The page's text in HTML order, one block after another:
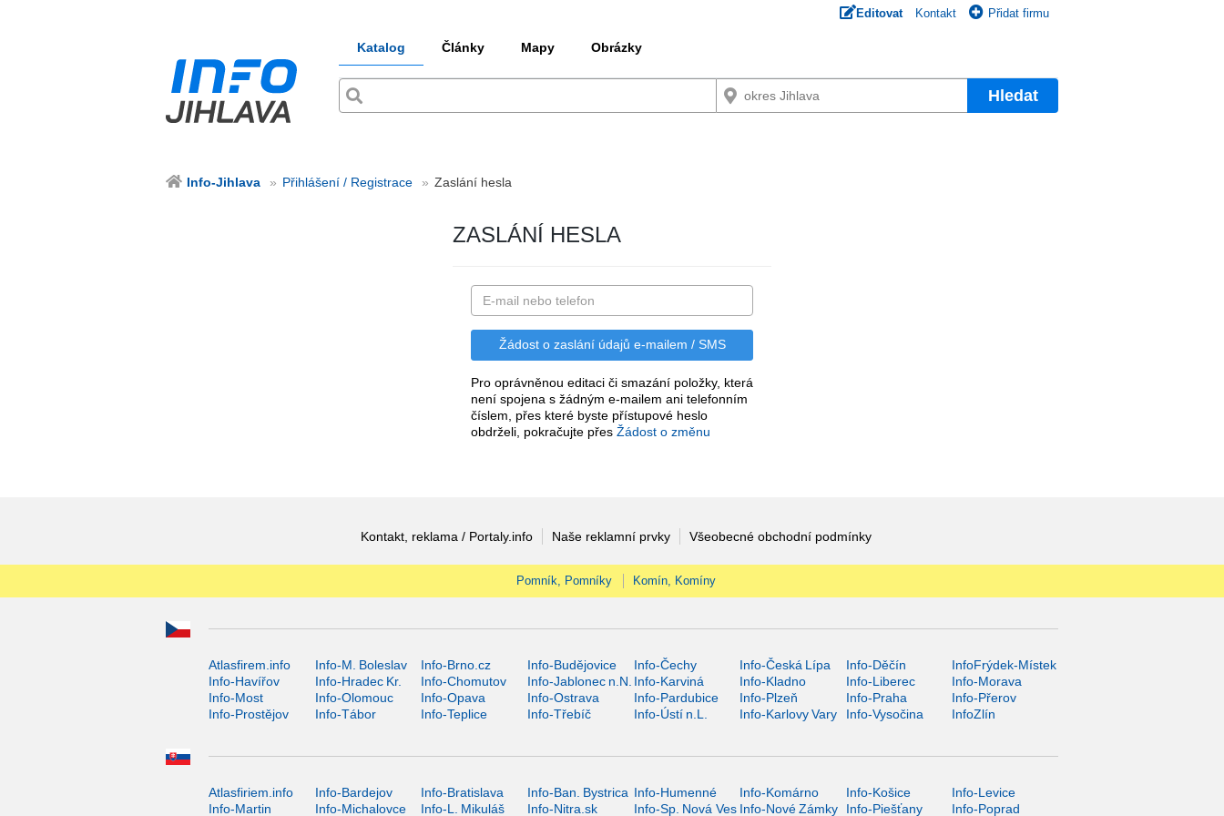
Editovat Kontakt Přidat firmu
Katalog Články Mapy Obrázky
Hledat
Info-Jihlava Přihlášení / Registrace Zaslání hesla
ZASLÁNÍ HESLA
Pro oprávněnou editaci či smazání položky, která
není spojena s žádným e-mailem ani telefonním
číslem, přes které byste přístupové heslo
obdrželi, pokračujte přes Žádost o změnu
Kontakt, reklama / Portaly.info Naše reklamní prvky Všeobecné obchodní podmínky
Pomník, Pomníky Komín, Komíny
Atlasfirem.info Info-M. Boleslav Info-Brno.cz Info-Budějovice Info-Čechy Info-Česká Lípa Info-Děčín
InfoFrýdek-Místek
Info-Havířov
Info-Hradec Kr. Info-Chomutov Info-Jablonec n.N. Info-Karviná Info-Kladno Info-Liberec
Info-Morava
Info-Most
Info-Olomouc Info-Opava Info-Ostrava Info-Pardubice Info-Plzeň Info-Praha
Info-Přerov
Info-Prostějov
Info-Tábor Info-Teplice Info-Třebíč Info-Ústí n.L. Info-Karlovy Vary Info-Vysočina InfoZlín
Atlasfiriem.info Info-Bardejov Info-Bratislava Info-Ban. Bystrica Info-Humenné Info-Komárno Info-Košice
Info-Levice
Info-Martin
Info-Michalovce Info-L. Mikuláš Info-Nitra.sk Info-Sp. Nová Ves Info-Nové Zámky Info-Piešťany Info-Poprad